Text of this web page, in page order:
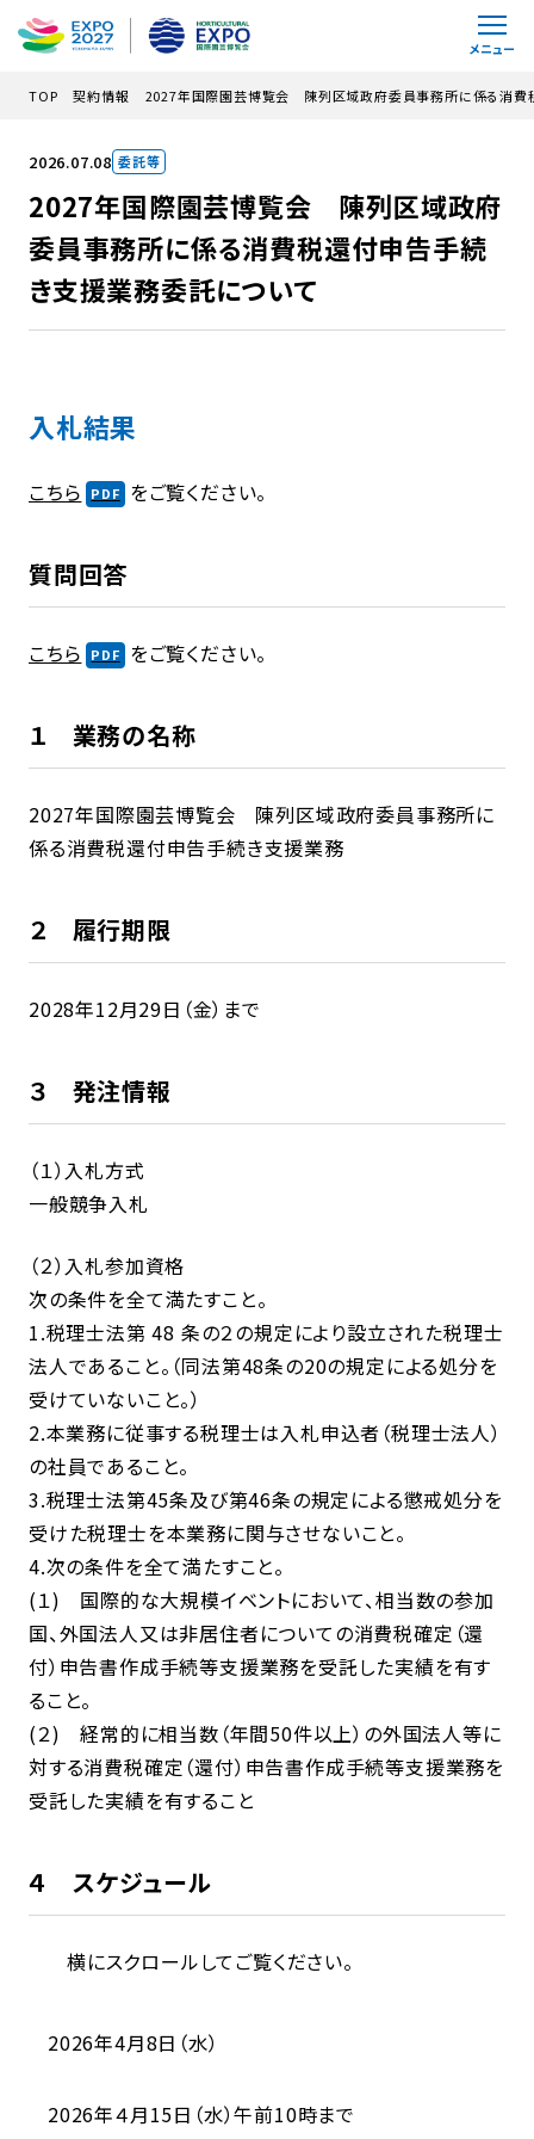
メインコンテンツにスキップ
メニュー
TOP 契約情報 2027年国際園芸博覧会 陳列区域政府委員事務所に係る消費
2026.07.08 委託等
2027年国際園芸博覧会 陳列区域政府
委員事務所に係る消費税還付申告手続
き支援業務委託について
入札結果
こちら をご覧ください。
質問回答
こちら をご覧ください。
１ 業務の名称
2027年国際園芸博覧会 陳列区域政府委員事務所に
係る消費税還付申告手続き支援業務
２ 履行期限
2028年12月29日（金）まで
３ 発注情報
（１）入札方式
一般競争入札
（２）入札参加資格
次の条件を全て満たすこと。
1.税理士法第 48 条の２の規定により設立された税理士
法人であること。（同法第48条の20の規定による処分を
受けていないこと。）
2.本業務に従事する税理士は入札申込者（税理士法人）
の社員であること。
3.税理士法第45条及び第46条の規定による懲戒処分を
受けた税理士を本業務に関与させないこと。
4.次の条件を全て満たすこと。
(１) 国際的な大規模イベントにおいて、相当数の参加
国、外国法人又は非居住者についての消費税確定（還
付）申告書作成手続等支援業務を受託した実績を有す
ること。
(２) 経常的に相当数（年間50件以上）の外国法人等に
対する消費税確定（還付）申告書作成手続等支援業務を
受託した実績を有すること
４ スケジュール
横にスクロールしてご覧ください。
2026年4月8日（水）
2026年４月15日（水）午前10時まで